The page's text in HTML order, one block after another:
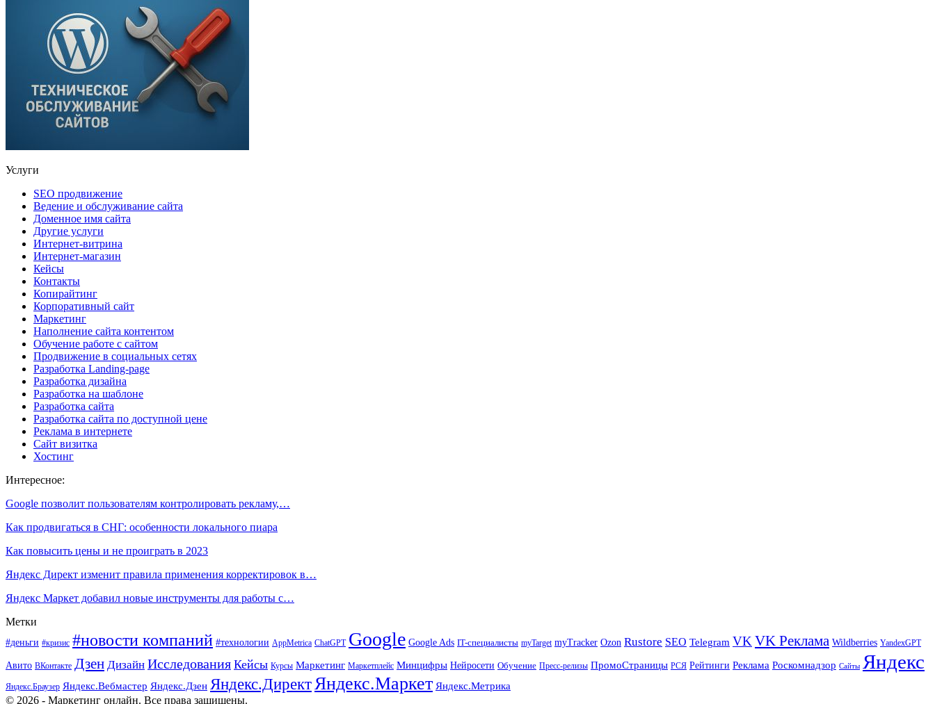
Услуги
SEO продвижение
Ведение и обслуживание сайта
Доменное имя сайта
Другие услуги
Интернет-витрина
Интернет-магазин
Кейсы
Контакты
Копирайтинг
Корпоративный сайт
Маркетинг
Наполнение сайта контентом
Обучение работе с сайтом
Продвижение в социальных сетях
Разработка Landing-page
Разработка дизайна
Разработка на шаблоне
Разработка сайта
Разработка сайта по доступной цене
Реклама в интернете
Сайт визитка
Хостинг
Интересное:
Google позволит пользователям контролировать рекламу,…
Как продвигаться в СНГ: особенности локального пиара
Как повысить цены и не проиграть в 2023
Яндекс Директ изменит правила применения корректировок в…
Яндекс Маркет добавил новые инструменты для работы с…
Метки
#деньги #кризис #новости компаний #технологии AppMetrica ChatGPT Google Google Ads IT-специалисты myTarget myTracker Ozon Rustore SEO Telegram VK VK Реклама Wildberries YandexGPT
Авито ВКонтакте Дзен Дизайн Исследования Кейсы Курсы Маркетинг Маркетплейс Минцифры Нейросети Обучение Пресс-релизы ПромоСтраницы РСЯ Рейтинги Реклама Роскомнадзор Сайты Яндекс
Яндекс.Браузер Яндекс.Вебмастер Яндекс.Дзен Яндекс.ДиректЯндекс.Маркет Яндекс.Метрика
© 2026 - Маркетинг онлайн. Все права защищены.